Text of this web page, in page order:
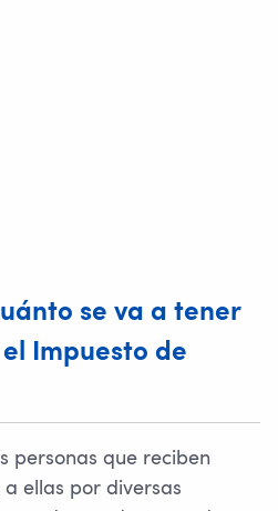
se va a tener
Impuesto de
personas que reciben
a ellas por diversas